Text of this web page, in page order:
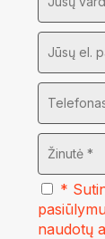
*
naudotų